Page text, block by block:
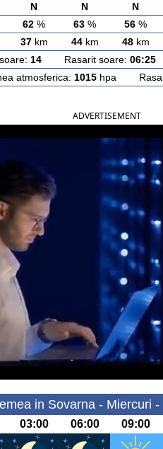
N N N
62 % 63 % 56 %
37km 44km 48km
14Rasarit soare: 06:25
atmosferica: 1015hpa
ADVERTISEMENT
in Sovarna - Miercuri
03:00 06:00 09:00